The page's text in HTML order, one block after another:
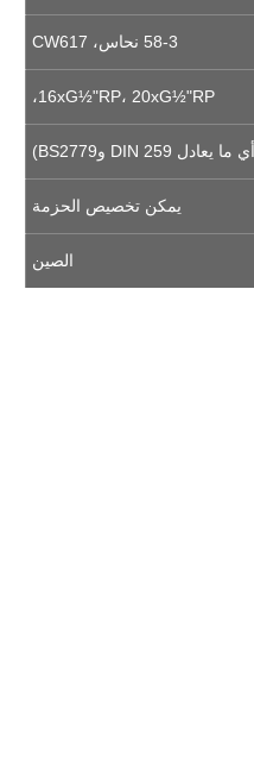
58-3 نحاس، CW617
16xG½"RP، 20xG½"RP،
يمكن تخصيص الحزمة
الصين